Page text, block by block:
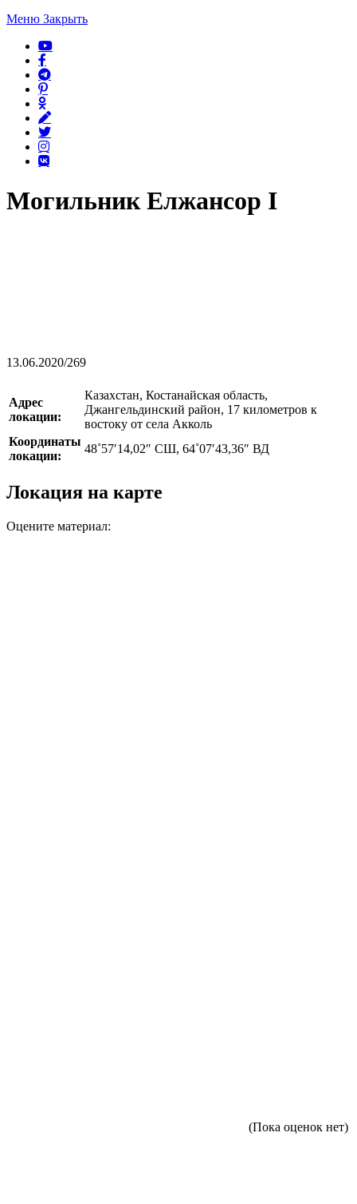
Меню Закрыть
Могильник Елжансор I
13.06.2020/269
Адрес
локации:
Казахстан, Костанайская область,
Джангельдинский район, 17 километров к
востоку от села Акколь
Координаты
локации:
48˚57′14,02″ СШ, 64˚07′43,36″ ВД
Локация на карте
Оцените материал:
(Пока оценок нет)